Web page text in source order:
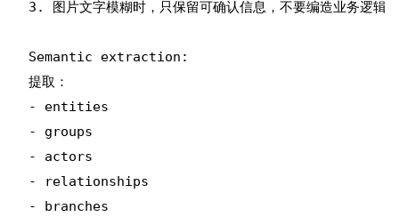
3. 图片文字模糊时，只保留可确认信息，不要编造业务逻辑。
Semantic extraction:
提取：
- entities
- groups
- actors
- relationships
- branches